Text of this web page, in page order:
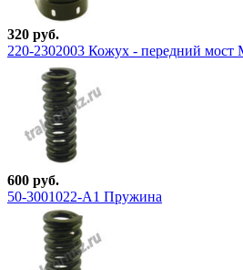
320 руб.
220-2302003 Кожух - передний мост
600 руб.
50-3001022-А1 Пружина